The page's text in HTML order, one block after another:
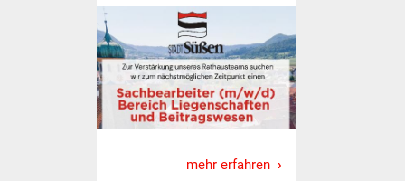
Schulen
Kindergärten
Kolping-Musikschule
Volkshochschule
mehr erfahren